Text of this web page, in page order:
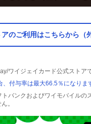
のご利用はこちらから（
ワイジェイカード公式ストア
付与率は最大66.5％になりま
バンクおよびワイモバイルの
。